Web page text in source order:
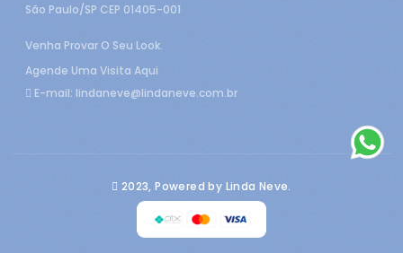
São Paulo/SP CEP 01405-001
Venha Provar O Seu Look.
Agende Uma Visita Aqui
E-mail: lindaneve@lindaneve.com.br
2023, Powered by Linda Neve.